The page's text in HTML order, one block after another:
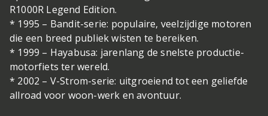
R1000R Legend Edition.
* 1995 – Bandit-serie: populaire, veelzijdige motoren
die een breed publiek wisten te bereiken.
* 1999 – Hayabusa: jarenlang de snelste productie­
motorfiets ter wereld.
* 2002 – V-Strom-serie: uitgroeiend tot een geliefde
allroad voor woon-werk en avontuur.